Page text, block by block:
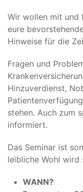
Wir wollen mit und
eure
Hinweise für die
Fragen und
Hinzuverdienst,
stehen. Auch zum
informiert.
Das Seminar ist
leibliche Wohl
WANN?